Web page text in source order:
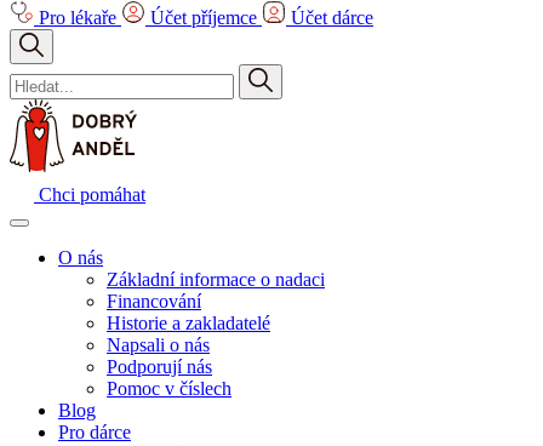
Pro lékaře
Účet příjemce Účet dárce
Chci pomáhat
O nás
Základní informace o nadaci
Financování
Historie a zakladatelé
Napsali o nás
Podporují nás
Pomoc v číslech
Blog
Pro dárce